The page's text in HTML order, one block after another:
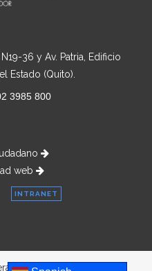
36 y Av. Patria, Edificio
Estado (Quito).
3985 800
web
INTRANET
del Estado